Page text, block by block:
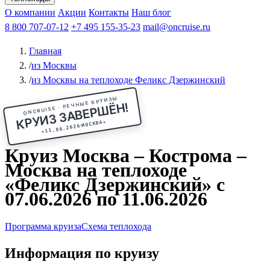
Чебоксарыиз Волгоградаиз Саратова Все города
КазаньВ Нижний НовгородВ ПермьВ Ростов-на-Дону
РыбинскНа СоловкиНа ВалаамПо ОкеПо Енисею
Афанасий Никитин Октябрьская революция
ФединАлександр СвешниковИван
МироновА.С.Попов
О компании Акции Контакты Наш блог
8 800 707-07-12 +7 495 155-35-23 mail@oncruise.ru
Главная
/из Москвы
/из Москвы на теплоходе Феликс Дзержинский
ONCRUISE · РЕЧНЫЕ КРУИЗЫ
КРУИЗ ЗАВЕРШЁН!
★11.06.2026МОСКВА★
Круиз Москва – Кострома –
Москва на теплоходе
«Феликс Дзержинский» с
07.06.2026 по 11.06.2026
Программа круизаСхема теплохода
Информация по круизу